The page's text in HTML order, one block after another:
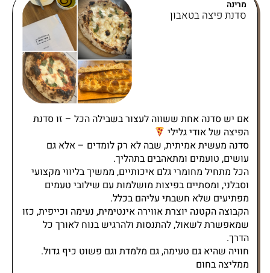
מרינה
סדנת פיצה בטאבון
אם יש סדנה אחת ששווה לעצור בשבילה הכל – זו סדנת
הפיצה של אודי גלילי
סדנה מעשית אמיתית, שבה לא רק לומדים – אלא גם
עושים, טועמים ומתאהבים בתהליך.
הכל מתחיל מחומרי גלם איכותיים, ממשיך בליווי מקצועי
וסבלני, ומסתיים בפיצות מושלמות עם שילובי טעמים
מפתיעים שלא חשבתי עליהם בכלל.
הקבוצה הקטנה יוצרת אווירה אינטימית, נעימה וכייפית, כזו
שמאפשרת לשאול, להתנסות ולהרגיש בנוח לאורך כל
הדרך.
חוויה שהיא גם טעימה, גם מלמדת וגם פשוט כיף גדול.
ממליצה בחום